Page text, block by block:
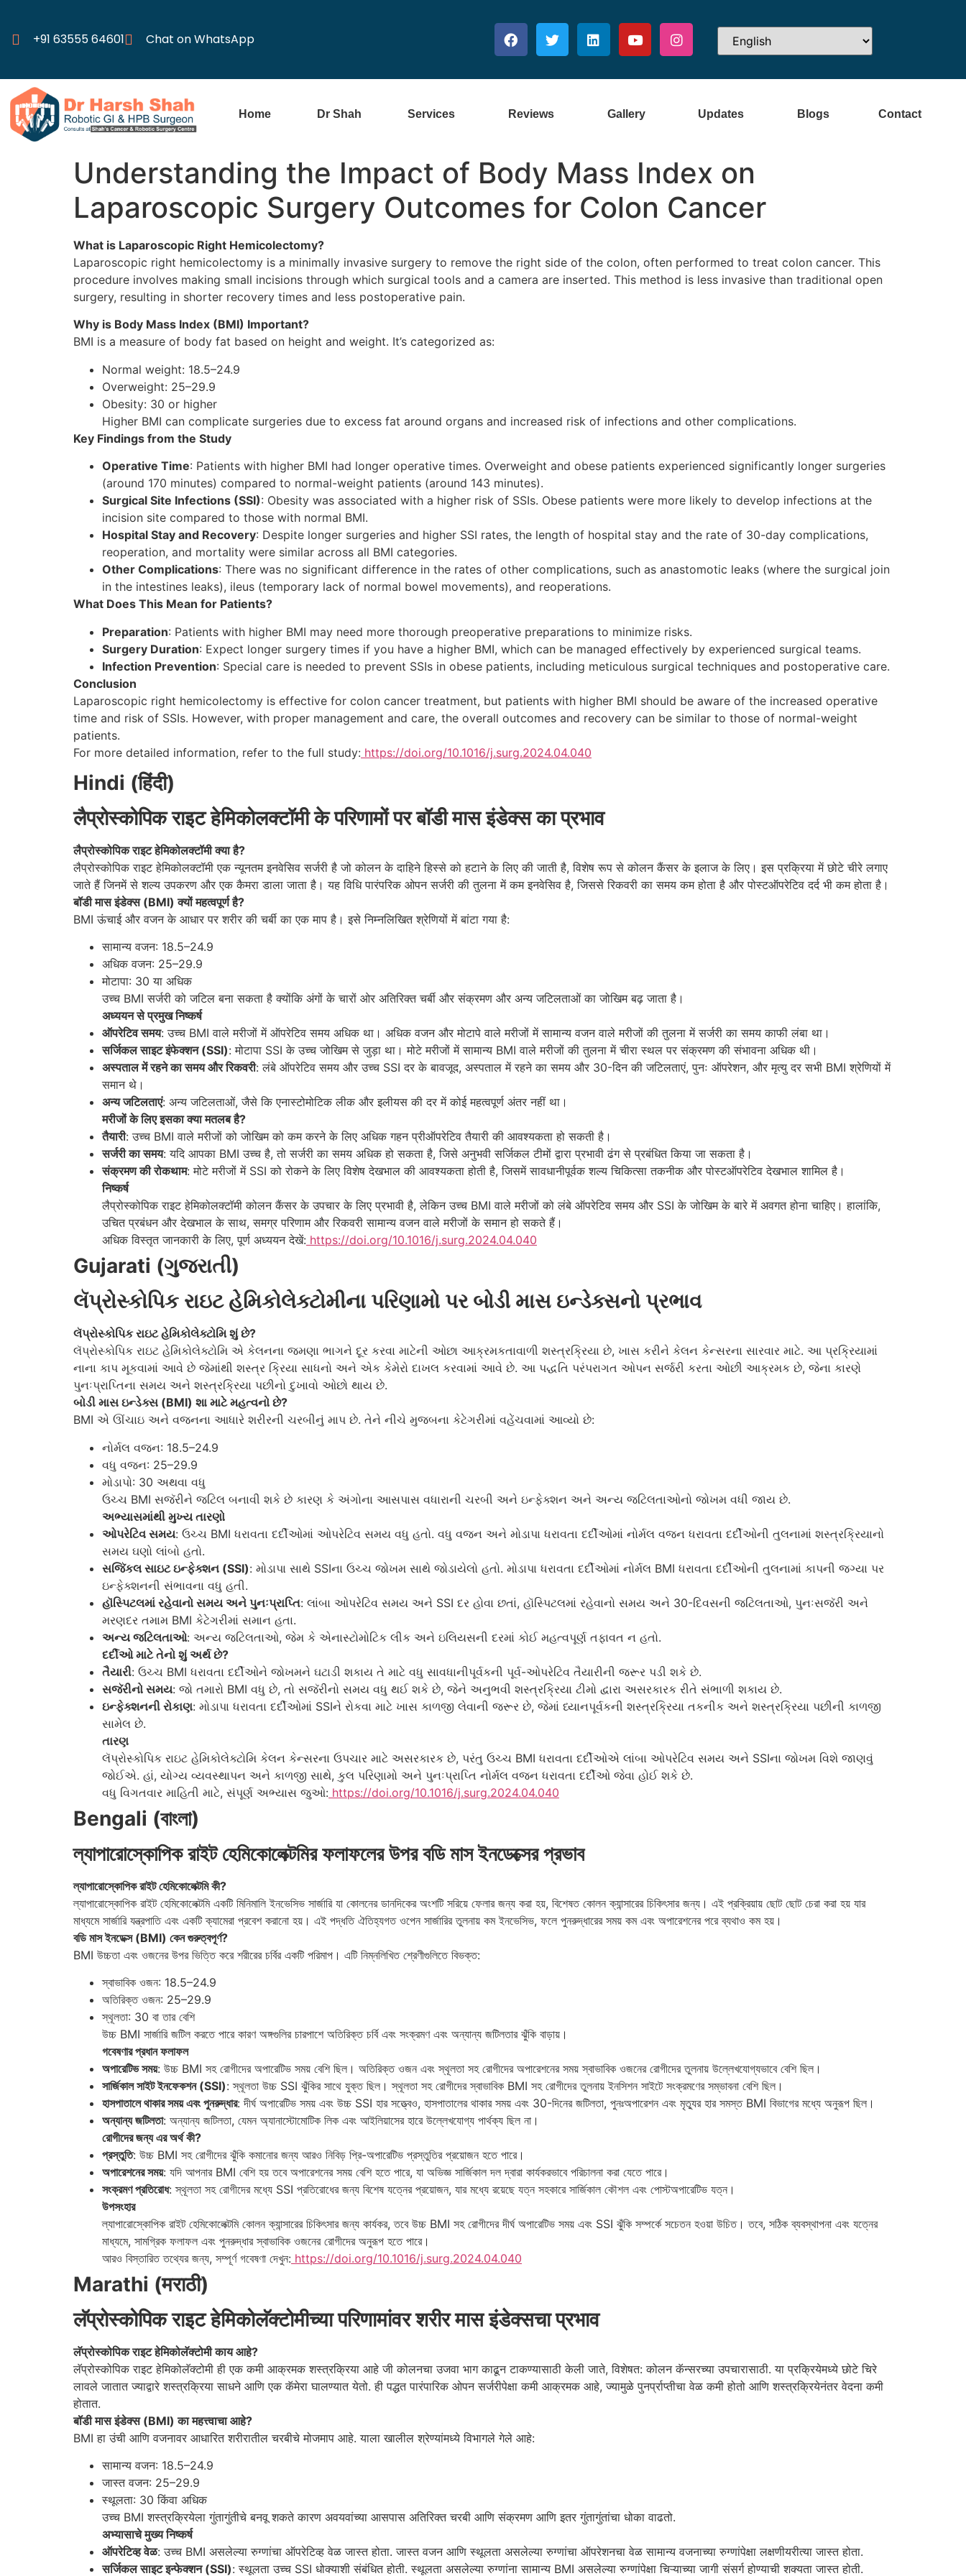
+91 63555 64601 Chat on WhatsApp
Home Dr Shah Services Reviews Gallery Updates Blogs Contact
Understanding the Impact of Body Mass Index on
Laparoscopic Surgery Outcomes for Colon Cancer
What is Laparoscopic Right Hemicolectomy?
Laparoscopic right hemicolectomy is a minimally invasive surgery to remove the right side of the colon, often performed to treat colon cancer. This
procedure involves making small incisions through which surgical tools and a camera are inserted. This method is less invasive than traditional open
surgery, resulting in shorter recovery times and less postoperative pain.
Why is Body Mass Index (BMI) Important?
BMI is a measure of body fat based on height and weight. It’s categorized as:
Normal weight: 18.5–24.9
Overweight: 25–29.9
Obesity: 30 or higher
Higher BMI can complicate surgeries due to excess fat around organs and increased risk of infections and other complications.
Key Findings from the Study
Operative Time: Patients with higher BMI had longer operative times. Overweight and obese patients experienced significantly longer surgeries
(around 170 minutes) compared to normal-weight patients (around 143 minutes).
Surgical Site Infections (SSI): Obesity was associated with a higher risk of SSIs. Obese patients were more likely to develop infections at the
incision site compared to those with normal BMI.
Hospital Stay and Recovery: Despite longer surgeries and higher SSI rates, the length of hospital stay and the rate of 30-day complications,
reoperation, and mortality were similar across all BMI categories.
Other Complications: There was no significant difference in the rates of other complications, such as anastomotic leaks (where the surgical join
in the intestines leaks), ileus (temporary lack of normal bowel movements), and reoperations.
What Does This Mean for Patients?
Preparation: Patients with higher BMI may need more thorough preoperative preparations to minimize risks.
Surgery Duration: Expect longer surgery times if you have a higher BMI, which can be managed effectively by experienced surgical teams.
Infection Prevention: Special care is needed to prevent SSIs in obese patients, including meticulous surgical techniques and postoperative care.
Conclusion
Laparoscopic right hemicolectomy is effective for colon cancer treatment, but patients with higher BMI should be aware of the increased operative
time and risk of SSIs. However, with proper management and care, the overall outcomes and recovery can be similar to those of normal-weight
patients.
For more detailed information, refer to the full study: https://doi.org/10.1016/j.surg.2024.04.040
Hindi (हिंदी)
लैप्रोस्कोपिक राइट हेमिकोलक्टॉमी के परिणामों पर बॉडी मास इंडेक्स का प्रभाव
लैप्रोस्कोपिक राइट हेमिकोलक्टॉमी क्या है?
लैप्रोस्कोपिक राइट हेमिकोलक्टॉमी एक न्यूनतम इनवेसिव सर्जरी है जो कोलन के दाहिने हिस्से को हटाने के लिए की जाती है, विशेष रूप से कोलन कैंसर के इलाज के लिए। इस प्रक्रिया में छोटे चीरे लगाए
जाते हैं जिनमें से शल्य उपकरण और एक कैमरा डाला जाता है। यह विधि पारंपरिक ओपन सर्जरी की तुलना में कम इनवेसिव है, जिससे रिकवरी का समय कम होता है और पोस्टऑपरेटिव दर्द भी कम होता है।
बॉडी मास इंडेक्स (BMI) क्यों महत्वपूर्ण है?
BMI ऊंचाई और वजन के आधार पर शरीर की चर्बी का एक माप है। इसे निम्नलिखित श्रेणियों में बांटा गया है:
सामान्य वजन: 18.5–24.9
अधिक वजन: 25–29.9
मोटापा: 30 या अधिक
उच्च BMI सर्जरी को जटिल बना सकता है क्योंकि अंगों के चारों ओर अतिरिक्त चर्बी और संक्रमण और अन्य जटिलताओं का जोखिम बढ़ जाता है।
अध्ययन से प्रमुख निष्कर्ष
ऑपरेटिव समय: उच्च BMI वाले मरीजों में ऑपरेटिव समय अधिक था। अधिक वजन और मोटापे वाले मरीजों में सामान्य वजन वाले मरीजों की तुलना में सर्जरी का समय काफी लंबा था।
सर्जिकल साइट इंफेक्शन (SSI): मोटापा SSI के उच्च जोखिम से जुड़ा था। मोटे मरीजों में सामान्य BMI वाले मरीजों की तुलना में चीरा स्थल पर संक्रमण की संभावना अधिक थी।
अस्पताल में रहने का समय और रिकवरी: लंबे ऑपरेटिव समय और उच्च SSI दर के बावजूद, अस्पताल में रहने का समय और 30-दिन की जटिलताएं, पुनः ऑपरेशन, और मृत्यु दर सभी BMI श्रेणियों में
समान थे।
अन्य जटिलताएं: अन्य जटिलताओं, जैसे कि एनास्टोमोटिक लीक और इलीयस की दर में कोई महत्वपूर्ण अंतर नहीं था।
मरीजों के लिए इसका क्या मतलब है?
तैयारी: उच्च BMI वाले मरीजों को जोखिम को कम करने के लिए अधिक गहन प्रीऑपरेटिव तैयारी की आवश्यकता हो सकती है।
सर्जरी का समय: यदि आपका BMI उच्च है, तो सर्जरी का समय अधिक हो सकता है, जिसे अनुभवी सर्जिकल टीमों द्वारा प्रभावी ढंग से प्रबंधित किया जा सकता है।
संक्रमण की रोकथाम: मोटे मरीजों में SSI को रोकने के लिए विशेष देखभाल की आवश्यकता होती है, जिसमें सावधानीपूर्वक शल्य चिकित्सा तकनीक और पोस्टऑपरेटिव देखभाल शामिल है।
निष्कर्ष
लैप्रोस्कोपिक राइट हेमिकोलक्टॉमी कोलन कैंसर के उपचार के लिए प्रभावी है, लेकिन उच्च BMI वाले मरीजों को लंबे ऑपरेटिव समय और SSI के जोखिम के बारे में अवगत होना चाहिए। हालांकि,
उचित प्रबंधन और देखभाल के साथ, समग्र परिणाम और रिकवरी सामान्य वजन वाले मरीजों के समान हो सकते हैं।
अधिक विस्तृत जानकारी के लिए, पूर्ण अध्ययन देखें: https://doi.org/10.1016/j.surg.2024.04.040
Gujarati (ગુજરાતી)
લૅપ્રોસ્કોપિક રાઇટ હેમિકોલેક્ટોમીના પરિણામો પર બોડી માસ ઇન્ડેક્સનો પ્રભાવ
લૅપ્રોસ્કોપિક રાઇટ હેમિકોલેક્ટોમિ શું છે?
લૅપ્રોસ્કોપિક રાઇટ હેમિકોલેક્ટોમિ એ કેલનના જમણા ભાગને દૂર કરવા માટેની ઓછા આક્રમકતાવાળી શસ્ત્રક્રિયા છે, ખાસ કરીને કેલન કેન્સરના સારવાર માટે. આ પ્રક્રિયામાં
નાના કાપ મૂકવામાં આવે છે જેમાંથી શસ્ત્ર ક્રિયા સાધનો અને એક કેમેરો દાખલ કરવામાં આવે છે. આ પદ્ધતિ પરંપરાગત ઓપન સર્જરી કરતા ઓછી આક્રમક છે, જેના કારણે
પુનઃપ્રાપ્તિના સમય અને શસ્ત્રક્રિયા પછીનો દુખાવો ઓછો થાય છે.
બોડી માસ ઇન્ડેક્સ (BMI) શા માટે મહત્વનો છે?
BMI એ ઊંચાઇ અને વજનના આધારે શરીરની ચરબીનું માપ છે. તેને નીચે મુજબના કેટેગરીમાં વહેંચવામાં આવ્યો છે:
નોર્મલ વજન: 18.5–24.9
વધુ વજન: 25–29.9
મોડાપો: 30 અથવા વધુ
ઉચ્ચ BMI સજૅરીને જટિલ બનાવી શકે છે કારણ કે અંગોના આસપાસ વધારાની ચરબી અને ઇન્ફેક્શન અને અન્ય જટિલતાઓનો જોખમ વધી જાય છે.
અભ્યાસમાંથી મુખ્ય તારણો
ઓપરેટિવ સમય: ઉચ્ચ BMI ધરાવતા દર્દીઓમાં ઓપરેટિવ સમય વધુ હતો. વધુ વજન અને મોડાપા ધરાવતા દર્દીઓમાં નોર્મલ વજન ધરાવતા દર્દીઓની તુલનામાં શસ્ત્રક્રિયાનો
સમય ઘણો લાંબો હતો.
સજૅિકલ સાઇટ ઇન્ફેક્શન (SSI): મોડાપા સાથે SSIના ઉચ્ચ જોખમ સાથે જોડાયેલો હતો. મોડાપા ધરાવતા દર્દીઓમાં નોર્મલ BMI ધરાવતા દર્દીઓની તુલનામાં કાપની જગ્યા પર
ઇન્ફેક્શનની સંભાવના વધુ હતી.
હૉસ્પિટલમાં રહેવાનો સમય અને પુનઃપ્રાપ્તિ: લાંબા ઓપરેટિવ સમય અને SSI દર હોવા છતાં, હૉસ્પિટલમાં રહેવાનો સમય અને 30-દિવસની જટિલતાઓ, પુનઃસજૅરી અને
મરણદર તમામ BMI કેટેગરીમાં સમાન હતા.
અન્ય જટિલતાઓ: અન્ય જટિલતાઓ, જેમ કે એનાસ્ટોમોટિક લીક અને ઇલિયસની દરમાં કોઈ મહત્વપૂર્ણ તફાવત ન હતો.
દર્દીઓ માટે તેનો શું અર્થ છે?
તૈયારી: ઉચ્ચ BMI ધરાવતા દર્દીઓને જોખમને ઘટાડી શકાય તે માટે વધુ સાવધાનીપૂર્વકની પૂર્વ-ઓપરેટિવ તૈયારીની જરૂર પડી શકે છે.
સજૅરીનો સમય: જો તમારો BMI વધુ છે, તો સજૅરીનો સમય વધુ થઈ શકે છે, જેને અનુભવી શસ્ત્રક્રિયા ટીમો દ્વારા અસરકારક રીતે સંભાળી શકાય છે.
ઇન્ફેક્શનની રોકાણ: મોડાપા ધરાવતા દર્દીઓમાં SSIને રોકવા માટે ખાસ કાળજી લેવાની જરૂર છે, જેમાં ધ્યાનપૂર્વકની શસ્ત્રક્રિયા તકનીક અને શસ્ત્રક્રિયા પછીની કાળજી
સામેલ છે.
તારણ
લૅપ્રોસ્કોપિક રાઇટ હેમિકોલેક્ટોમિ કેલન કેન્સરના ઉપચાર માટે અસરકારક છે, પરંતુ ઉચ્ચ BMI ધરાવતા દર્દીઓએ લાંબા ઓપરેટિવ સમય અને SSIના જોખમ વિશે જાણવું
જોઈએ. હાં, યોગ્ય વ્યવસ્થાપન અને કાળજી સાથે, કુલ પરિણામો અને પુનઃપ્રાપ્તિ નોર્મલ વજન ધરાવતા દર્દીઓ જેવા હોઈ શકે છે.
વધુ વિગતવાર માહિતી માટે, સંપૂર્ણ અભ્યાસ જુઓ: https://doi.org/10.1016/j.surg.2024.04.040
Bengali (বাংলা)
ল্যাপারোস্কোপিক রাইট হেমিকোলেক্টমির ফলাফলের উপর বডি মাস ইনডেক্সের প্রভাব
ল্যাপারোস্কোপিক রাইট হেমিকোলেক্টমি কী?
ল্যাপারোস্কোপিক রাইট হেমিকোলেক্টমি একটি মিনিমালি ইনভেসিভ সার্জারি যা কোলনের ডানদিকের অংশটি সরিয়ে ফেলার জন্য করা হয়, বিশেষত কোলন ক্যান্সারের চিকিৎসার জন্য। এই প্রক্রিয়ায় ছোট ছোট চেরা করা হয় যার
মাধ্যমে সার্জারি যন্ত্রপাতি এবং একটি ক্যামেরা প্রবেশ করানো হয়। এই পদ্ধতি ঐতিহ্যগত ওপেন সার্জারির তুলনায় কম ইনভেসিভ, ফলে পুনরুদ্ধারের সময় কম এবং অপারেশনের পরে ব্যথাও কম হয়।
বডি মাস ইনডেক্স (BMI) কেন গুরুত্বপূর্ণ?
BMI উচ্চতা এবং ওজনের উপর ভিত্তি করে শরীরের চর্বির একটি পরিমাপ। এটি নিম্নলিখিত শ্রেণীগুলিতে বিভক্ত:
স্বাভাবিক ওজন: 18.5–24.9
অতিরিক্ত ওজন: 25–29.9
স্থূলতা: 30 বা তার বেশি
উচ্চ BMI সার্জারি জটিল করতে পারে কারণ অঙ্গগুলির চারপাশে অতিরিক্ত চর্বি এবং সংক্রমণ এবং অন্যান্য জটিলতার ঝুঁকি বাড়ায়।
গবেষণার প্রধান ফলাফল
অপারেটিভ সময়: উচ্চ BMI সহ রোগীদের অপারেটিভ সময় বেশি ছিল। অতিরিক্ত ওজন এবং স্থূলতা সহ রোগীদের অপারেশনের সময় স্বাভাবিক ওজনের রোগীদের তুলনায় উল্লেখযোগ্যভাবে বেশি ছিল।
সার্জিকাল সাইট ইনফেকশন (SSI): স্থূলতা উচ্চ SSI ঝুঁকির সাথে যুক্ত ছিল। স্থূলতা সহ রোগীদের স্বাভাবিক BMI সহ রোগীদের তুলনায় ইনসিশন সাইটে সংক্রমণের সম্ভাবনা বেশি ছিল।
হাসপাতালে থাকার সময় এবং পুনরুদ্ধার: দীর্ঘ অপারেটিভ সময় এবং উচ্চ SSI হার সত্ত্বেও, হাসপাতালের থাকার সময় এবং 30-দিনের জটিলতা, পুনঃঅপারেশন এবং মৃত্যুর হার সমস্ত BMI বিভাগের মধ্যে অনুরূপ ছিল।
অন্যান্য জটিলতা: অন্যান্য জটিলতা, যেমন অ্যানাস্টোমোটিক লিক এবং আইলিয়াসের হারে উল্লেখযোগ্য পার্থক্য ছিল না।
রোগীদের জন্য এর অর্থ কী?
প্রস্তুতি: উচ্চ BMI সহ রোগীদের ঝুঁকি কমানোর জন্য আরও নিবিড় প্রি-অপারেটিভ প্রস্তুতির প্রয়োজন হতে পারে।
অপারেশনের সময়: যদি আপনার BMI বেশি হয় তবে অপারেশনের সময় বেশি হতে পারে, যা অভিজ্ঞ সার্জিকাল দল দ্বারা কার্যকরভাবে পরিচালনা করা যেতে পারে।
সংক্রমণ প্রতিরোধ: স্থূলতা সহ রোগীদের মধ্যে SSI প্রতিরোধের জন্য বিশেষ যত্নের প্রয়োজন, যার মধ্যে রয়েছে যত্ন সহকারে সার্জিকাল কৌশল এবং পোস্টঅপারেটিভ যত্ন।
উপসংহার
ল্যাপারোস্কোপিক রাইট হেমিকোলেক্টমি কোলন ক্যান্সারের চিকিৎসার জন্য কার্যকর, তবে উচ্চ BMI সহ রোগীদের দীর্ঘ অপারেটিভ সময় এবং SSI ঝুঁকি সম্পর্কে সচেতন হওয়া উচিত। তবে, সঠিক ব্যবস্থাপনা এবং যত্নের
মাধ্যমে, সামগ্রিক ফলাফল এবং পুনরুদ্ধার স্বাভাবিক ওজনের রোগীদের অনুরূপ হতে পারে।
আরও বিস্তারিত তথ্যের জন্য, সম্পূর্ণ গবেষণা দেখুন: https://doi.org/10.1016/j.surg.2024.04.040
Marathi (मराठी)
लॅप्रोस्कोपिक राइट हेमिकोलॅक्टोमीच्या परिणामांवर शरीर मास इंडेक्सचा प्रभाव
लॅप्रोस्कोपिक राइट हेमिकोलॅक्टोमी काय आहे?
लॅप्रोस्कोपिक राइट हेमिकोलॅक्टोमी ही एक कमी आक्रमक शस्त्रक्रिया आहे जी कोलनचा उजवा भाग काढून टाकण्यासाठी केली जाते, विशेषत: कोलन कॅन्सरच्या उपचारासाठी. या प्रक्रियेमध्ये छोटे चिरे
लावले जातात ज्याद्वारे शस्त्रक्रिया साधने आणि एक कॅमेरा घालण्यात येतो. ही पद्धत पारंपारिक ओपन सर्जरीपेक्षा कमी आक्रमक आहे, ज्यामुळे पुनर्प्राप्तीचा वेळ कमी होतो आणि शस्त्रक्रियेनंतर वेदना कमी
होतात.
बॉडी मास इंडेक्स (BMI) का महत्त्वाचा आहे?
BMI हा उंची आणि वजनावर आधारित शरीरातील चरबीचे मोजमाप आहे. याला खालील श्रेण्यांमध्ये विभागले गेले आहे:
सामान्य वजन: 18.5–24.9
जास्त वजन: 25–29.9
स्थूलता: 30 किंवा अधिक
उच्च BMI शस्त्रक्रियेला गुंतागुंतीचे बनवू शकते कारण अवयवांच्या आसपास अतिरिक्त चरबी आणि संक्रमण आणि इतर गुंतागुंतांचा धोका वाढतो.
अभ्यासाचे मुख्य निष्कर्ष
ऑपरेटिव्ह वेळ: उच्च BMI असलेल्या रुग्णांचा ऑपरेटिव्ह वेळ जास्त होता. जास्त वजन आणि स्थूलता असलेल्या रुग्णांचा ऑपरेशनचा वेळ सामान्य वजनाच्या रुग्णांपेक्षा लक्षणीयरीत्या जास्त होता.
सर्जिकल साइट इन्फेक्शन (SSI): स्थूलता उच्च SSI धोक्याशी संबंधित होती. स्थूलता असलेल्या रुग्णांना सामान्य BMI असलेल्या रुग्णांपेक्षा चिऱ्याच्या जागी संसर्ग होण्याची शक्यता जास्त होती.